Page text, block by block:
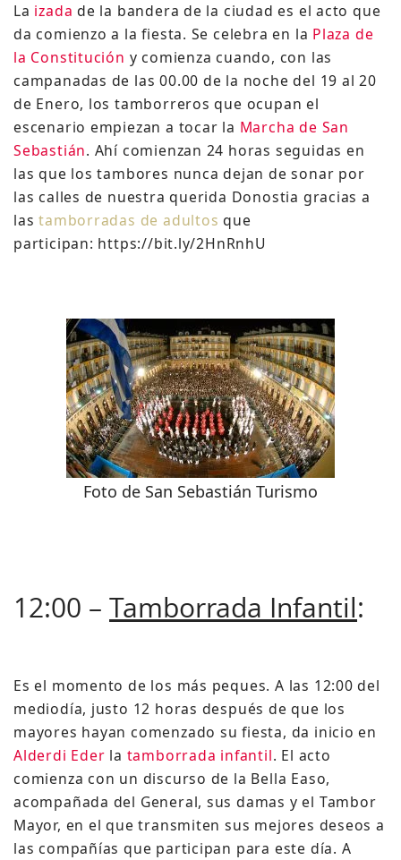
La izada de la bandera de la ciudad es el acto que
da comienzo a la fiesta. Se celebra en la Plaza de
la Constitución y comienza cuando, con las
campanadas de las 00.00 de la noche del 19 al 20
de Enero, los tamborreros que ocupan el
escenario empiezan a tocar la Marcha de San
Sebastián. Ahí comienzan 24 horas seguidas en
las que los tambores nunca dejan de sonar por
las calles de nuestra querida Donostia gracias a
lastamborradas de adultos que
participan: https://bit.ly/2HnRnhU
Foto de San Sebastián Turismo
12:00 – Tamborrada Infantil:
Es el momento de los más peques. A las 12:00 del
mediodía, justo 12 horas después de que los
mayores hayan comenzado su fiesta, da inicio en
Alderdi Eder la tamborrada infantil. El acto
comienza con un discurso de la Bella Easo,
acompañada del General, sus damas y el Tambor
Mayor, en el que transmiten sus mejores deseos a
las compañías que participan para este día. A